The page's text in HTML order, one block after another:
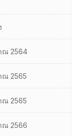
ณ 2564
ณ 2565
ณ 2565
ณ 2566